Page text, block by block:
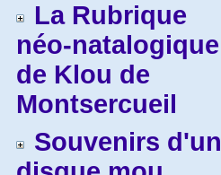
La Rubrique
néo-natalogique
de Klou de
Montsercueil
Souvenirs d'un